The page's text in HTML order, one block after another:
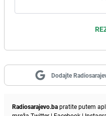
Dodajte
Radiosarajevo.bapratite putem